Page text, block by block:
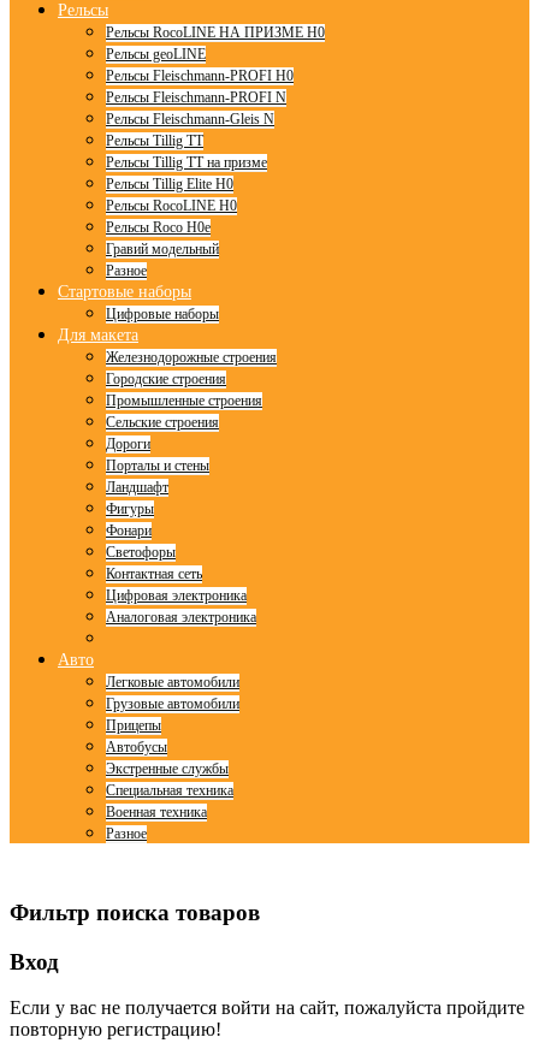
Рельсы
Рельсы RocoLINE НА ПРИЗМЕ H0
Рельсы geoLINE
Рельсы Fleischmann-PROFI H0
Рельсы Fleischmann-PROFI N
Рельсы Fleischmann-Gleis N
Рельсы Tillig TT
Рельсы Tillig TT на призме
Рельсы Tillig Elite H0
Рельсы RocoLINE H0
Рельсы Roco H0e
Гравий модельный
Разное
Стартовые наборы
Цифровые наборы
Для макета
Железнодорожные строения
Городские строения
Промышленные строения
Сельские строения
Дороги
Порталы и стены
Ландшафт
Фигуры
Фонари
Светофоры
Контактная сеть
Цифровая электроника
Аналоговая электроника
Авто
Легковые автомобили
Грузовые автомобили
Прицепы
Автобусы
Экстренные службы
Специальная техника
Военная техника
Разное
Фильтр поиска товаров
Вход
Если у вас не получается войти на сайт, пожалуйста пройдите
повторную регистрацию!